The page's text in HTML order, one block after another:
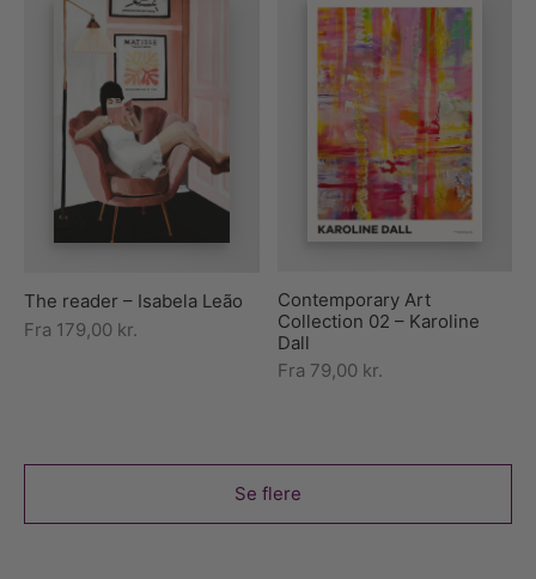
The reader – Isabela Leão
Fra 179,00 kr.
Contemporary Art
Collection 02 – Karoline
Dall
Fra 79,00 kr.
Se flere